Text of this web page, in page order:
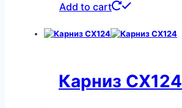
Add to cart
Карниз CX124